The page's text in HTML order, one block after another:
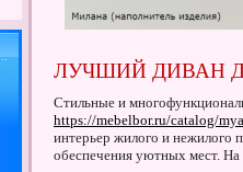
ЛУЧШИЙ ДИВАН
Стильные и
https://mebelbor.ru/catalog/
интерьер жилого и нежилого
обеспечения уютных мест. На